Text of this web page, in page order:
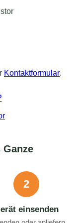
Kontaktformular.
2
einsenden